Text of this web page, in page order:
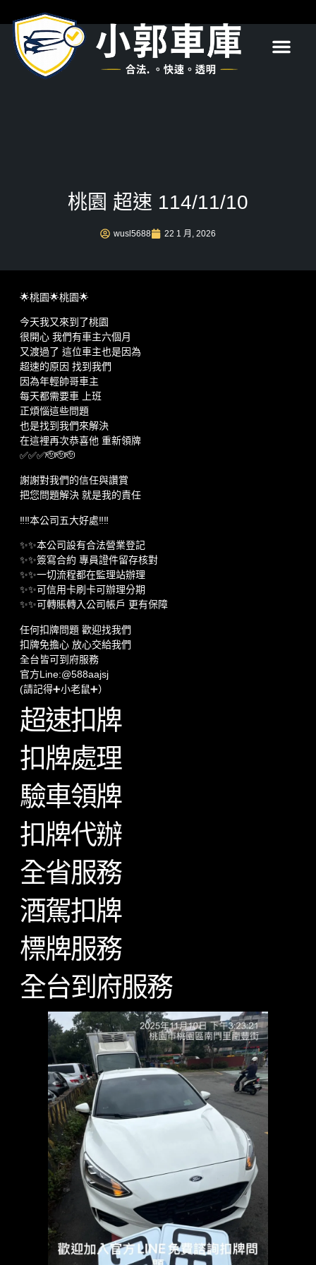
桃園 超速 114/11/10
wusl5688 22 1 月, 2026
🌟桃園🌟桃園🌟
今天我又來到了桃園
很開心 我們有車主六個月
又渡過了 這位車主也是因為
超速的原因 找到我們
因為年輕帥哥車主
每天都需要車 上班
正煩惱這些問題
也是找到我們來解決
在這裡再次恭喜他 重新領牌
✅✅✅🫡🫡🫡
謝謝對我們的信任與讚賞
把您問題解決 就是我的責任
‼️‼️本公司五大好處‼️‼️
✨✨本公司設有合法營業登記
✨✨簽寫合約 專員證件留存核對
✨✨一切流程都在監理站辦理
✨✨可信用卡刷卡可辦理分期
✨✨可轉賬轉入公司帳戶 更有保障
任何扣牌問題 歡迎找我們
扣牌免擔心 放心交給我們
全台皆可到府服務
官方Line:@588aajsj
(請記得➕小老鼠➕）
超速扣牌
扣牌處理
驗車領牌
扣牌代辦
全省服務
酒駕扣牌
標牌服務
全台到府服務